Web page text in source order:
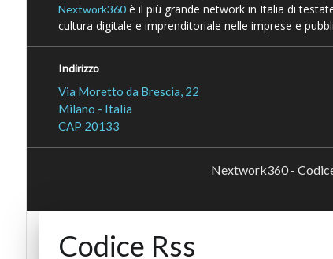
Nextwork360è il più grande network in Italia di
cultura digitale e imprenditoriale nelle imprese e
Indirizzo
Via Moretto da Brescia, 22
Milano - Italia
CAP 20133
Nextwork360 -
Codice Rss